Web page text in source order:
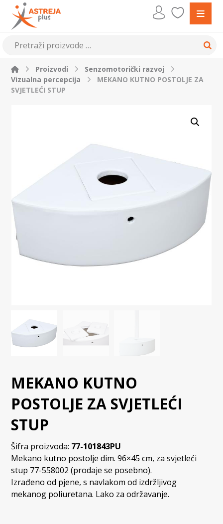
Proizvodi
Senzomotorički razvoj
Vizualna percepcija
MEKANO KUTNO POSTOLJE ZA
SVJETLEĆI STUP
MEKANO KUTNO
POSTOLJE ZA SVJETLEĆI
STUP
Šifra proizvoda: 77-101843PU
Mekano kutno postolje dim. 96×45 cm, za svjetleći
stup 77-558002 (prodaje se posebno).
Izrađeno od pjene, s navlakom od izdržljivog
mekanog poliuretana. Lako za održavanje.